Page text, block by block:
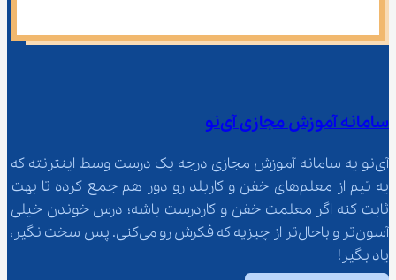
سامانه آموزش مجازی آی‌نو
آی‌نو یه سامانه آموزش مجازی درجه یک درست وسط اینترنته که
یه تیم از معلم‌‌های خفن و کاربلد رو دور هم جمع کرده تا بهت
ثابت کنه اگر معلمت خفن و کاردرست باشه؛ درس خوندن خیلی
آسون‌تر و باحال‌تر از چیزیه که فکرش رو می‌کنی. پس سخت نگیر،
یاد بگیر!